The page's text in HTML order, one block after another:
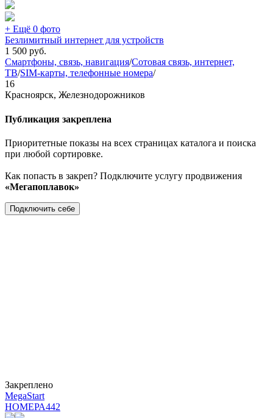
+ Ещё 0 фото
Безлимитный интернет для устройств
1 500 руб.
Смартфоны, связь, навигация/Сотовая связь, интернет,
ТВ/SIM-карты, телефонные номера/
16
Красноярск, Железнодорожников
Публикация закреплена
Приоритетные показы на всех страницах каталога и поиска
при любой сортировке.
Как попасть в закреп? Подключите услугу продвижения
«Мегапоплавок»
Подключить себе
Закреплено
MegaStart
НОМЕРА442